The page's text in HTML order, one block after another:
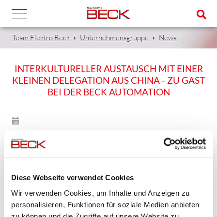
Diese Webseite verwendet Cookies
Wir verwenden Cookies, um Inhalte und Anzeigen zu
personalisieren, Funktionen für soziale Medien anbieten
Team Elektro Beck Unternehmensgruppe News
INTERKULTURELLER AUSTAUSCH MIT EINER
KLEINEN DELEGATION AUS CHINA - ZU GAST
BEI DER BECK AUTOMATION
aus China.